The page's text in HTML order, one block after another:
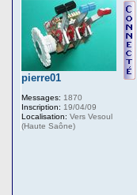
pierre01
Messages: 1870
Inscription: 19/04/09
Localisation: Vers Vesoul
(Haute Saône)